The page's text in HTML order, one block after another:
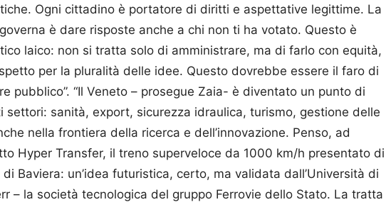
Ogni cittadino è portatore di diritti e aspettative legittime. La
è dare risposte anche a chi non ti ha votato. Questo è
laico: non si tratta solo di amministrare, ma di farlo con equità,
per la pluralità delle idee. Questo dovrebbe essere il faro di
pubblico”. “Il Veneto – prosegue Zaia- è diventato un punto di
settori: sanità, export, sicurezza idraulica, turismo, gestione delle
nella frontiera della ricerca e dell’innovazione. Penso, ad
Hyper Transfer, il treno superveloce da 1000 km/h presentato di
Baviera: un’idea futuristica, certo, ma validata dall’Università di
– la società tecnologica del gruppo Ferrovie dello Stato. La tratta